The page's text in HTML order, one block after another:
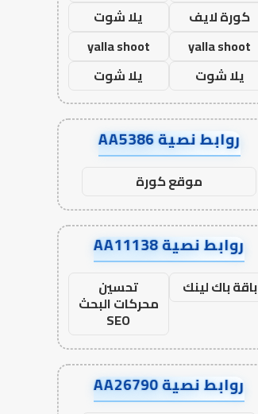
كورة لايف
يلا شوت
yalla shoot
yalla shoot
يلا شوت
يلا شوت
روابط نصية AA5386
موقع كورة
روابط نصية AA11138
باقة باك لينك تحسين
محركات البحث
SEO
روابط نصية AA26790